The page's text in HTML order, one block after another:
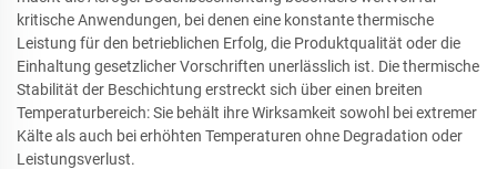
kritische Anwendungen, bei denen eine konstante thermische
Leistung für den betrieblichen Erfolg, die Produktqualität oder die
Einhaltung gesetzlicher Vorschriften unerlässlich ist. Die thermische
Stabilität der Beschichtung erstreckt sich über einen breiten
Temperaturbereich: Sie behält ihre Wirksamkeit sowohl bei extremer
Kälte als auch bei erhöhten Temperaturen ohne Degradation oder
Leistungsverlust.